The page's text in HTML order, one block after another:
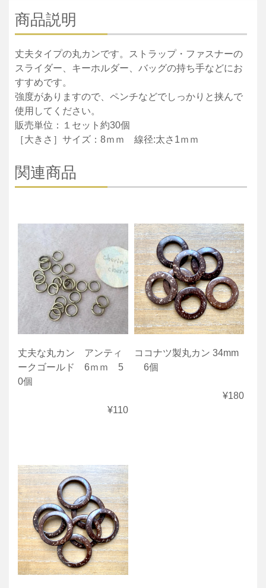
商品説明
丈夫タイプの丸カンです。ストラップ・ファスナーの
スライダー、キーホルダー、バッグの持ち手などにお
すすめです。
強度がありますので、ペンチなどでしっかりと挟んで
使用してください。
販売単位：１セット約30個
［大きさ］サイズ：8ｍｍ 線径:太さ1ｍｍ
関連商品
丈夫な丸カン アンティ
ークゴールド 6ｍｍ 5
0個
¥110
ココナツ製丸カン 34mm
6個
¥180